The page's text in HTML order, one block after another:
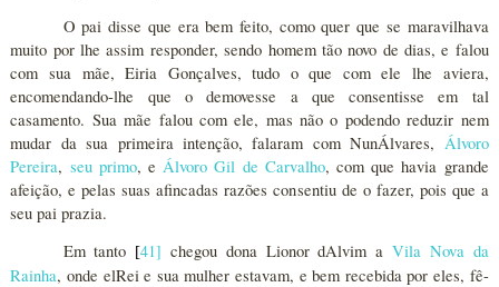
O pai disse que era bem feito, como quer que se maravilhava
muito por lhe assim responder, sendo homem tão novo de dias, e falou
com sua mãe, Eiria Gonçalves, tudo o que com ele lhe aviera,
encomendando-lhe que o demovesse a que consentisse em tal
casamento. Sua mãe falou com ele, mas não o podendo reduzir nem
mudar da sua primeira intenção, falaram com NunÁlvares, Álvoro
Pereira, seu primo, eÁlvoro Gil de Carvalho, com que havia grande
afeição, e pelas suas afincadas razões consentiu de o fazer, pois que a
seu pai prazia.
Em tanto [41] chegou dona Lionor dAlvim a Vila Nova da
Rainha, onde elRei e sua mulher estavam, e bem recebida por eles, fê-